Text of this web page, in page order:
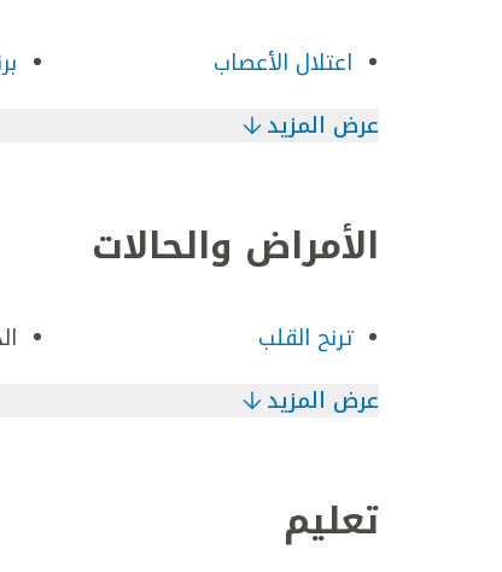
اعتلال الأعصاب
عرض المزيد
الأمراض والحالات
ترنح القلب
عرض المزيد
تعليم